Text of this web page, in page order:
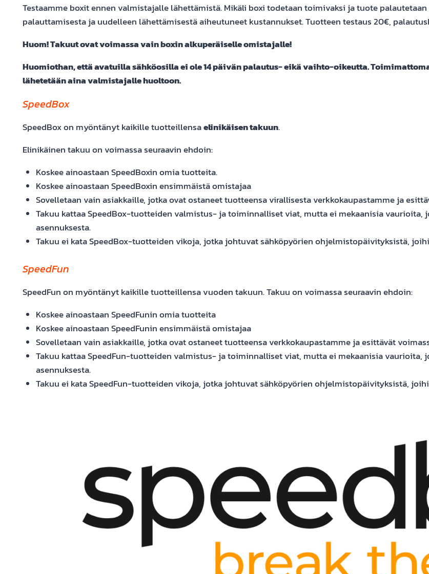
Testaamme boxit ennen valmistajalle lähettämistä. Mikäli boxi todetaan toimivaksi ja tuote
palauttamisesta ja uudelleen lähettämisestä aiheutuneet kustannukset. Tuotteen testaus 20€,
Huom! Takuut ovat voimassa vain boxin alkuperäiselle omistajalle!
Huomiothan, että avatuilla sähköosilla ei ole 14 päivän palautus- eikä vaihto-oikeutta.
lähetetään aina valmistajalle huoltoon.
SpeedBox
SpeedBox on myöntänyt kaikille tuotteillensaelinikäisen takuun.
Elinikäinen takuu on voimassa seuraavin ehdoin:
Koskee ainoastaan SpeedBoxin omia tuotteita.
Koskee ainoastaan SpeedBoxin ensimmäistä omistajaa
Sovelletaan vain asiakkaille, jotka ovat ostaneet tuotteensa virallisesta verkkokaupastamme ja
Takuu kattaa SpeedBox-tuotteiden valmistus- ja toiminnalliset viat, mutta ei mekaanisia
asennuksesta.
Takuu ei kata SpeedBox-tuotteiden vikoja, jotka johtuvat sähköpyörien ohjelmistopäivityksistä,
SpeedFun
SpeedFun on myöntänyt kaikille tuotteillensa vuoden takuun. Takuu on voimassa seuraavin ehdoin:
Koskee ainoastaan SpeedFunin omia tuotteita
Koskee ainoastaan SpeedFunin ensimmäistä omistajaa
Sovelletaan vain asiakkaille, jotka ovat ostaneet tuotteensa verkkokaupastamme ja esittävät
Takuu kattaa SpeedFun-tuotteiden valmistus- ja toiminnalliset viat, mutta ei mekaanisia
asennuksesta.
Takuu ei kata SpeedFun-tuotteiden vikoja, jotka johtuvat sähköpyörien ohjelmistopäivityksistä,